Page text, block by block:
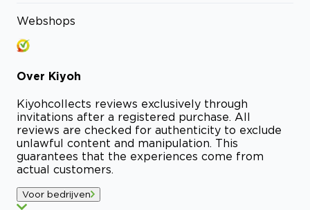
Webshops
Over Kiyoh
Kiyohcollects reviews exclusively through
invitations after a registered purchase. All
reviews are checked for authenticity to exclude
unlawful content and manipulation. This
guarantees that the experiences come from
actual customers.
Voor bedrijven